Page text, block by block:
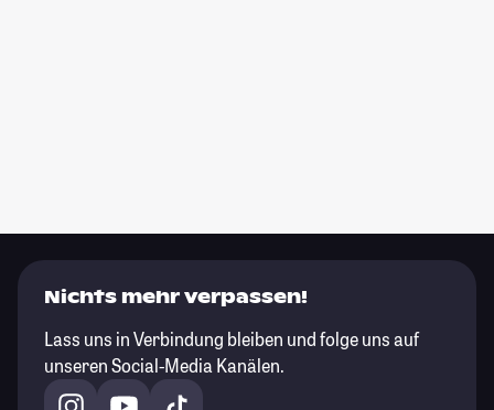
Nichts mehr verpassen!
Lass uns in Verbindung bleiben und folge uns auf
unseren Social-Media Kanälen.